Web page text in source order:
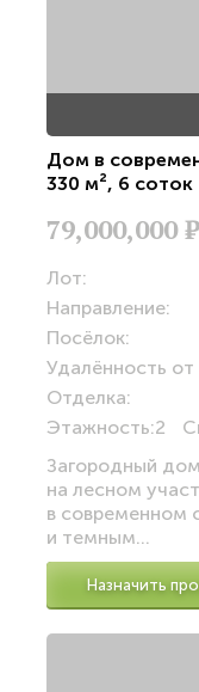
Дом в
330 м², 6 соток
79,000,000Р
Лот:
Направление:
Посёлок:
Удалённость
Отделка:
Этажность:2
Загородный
на лесном
в современном
и темным...
Назначить